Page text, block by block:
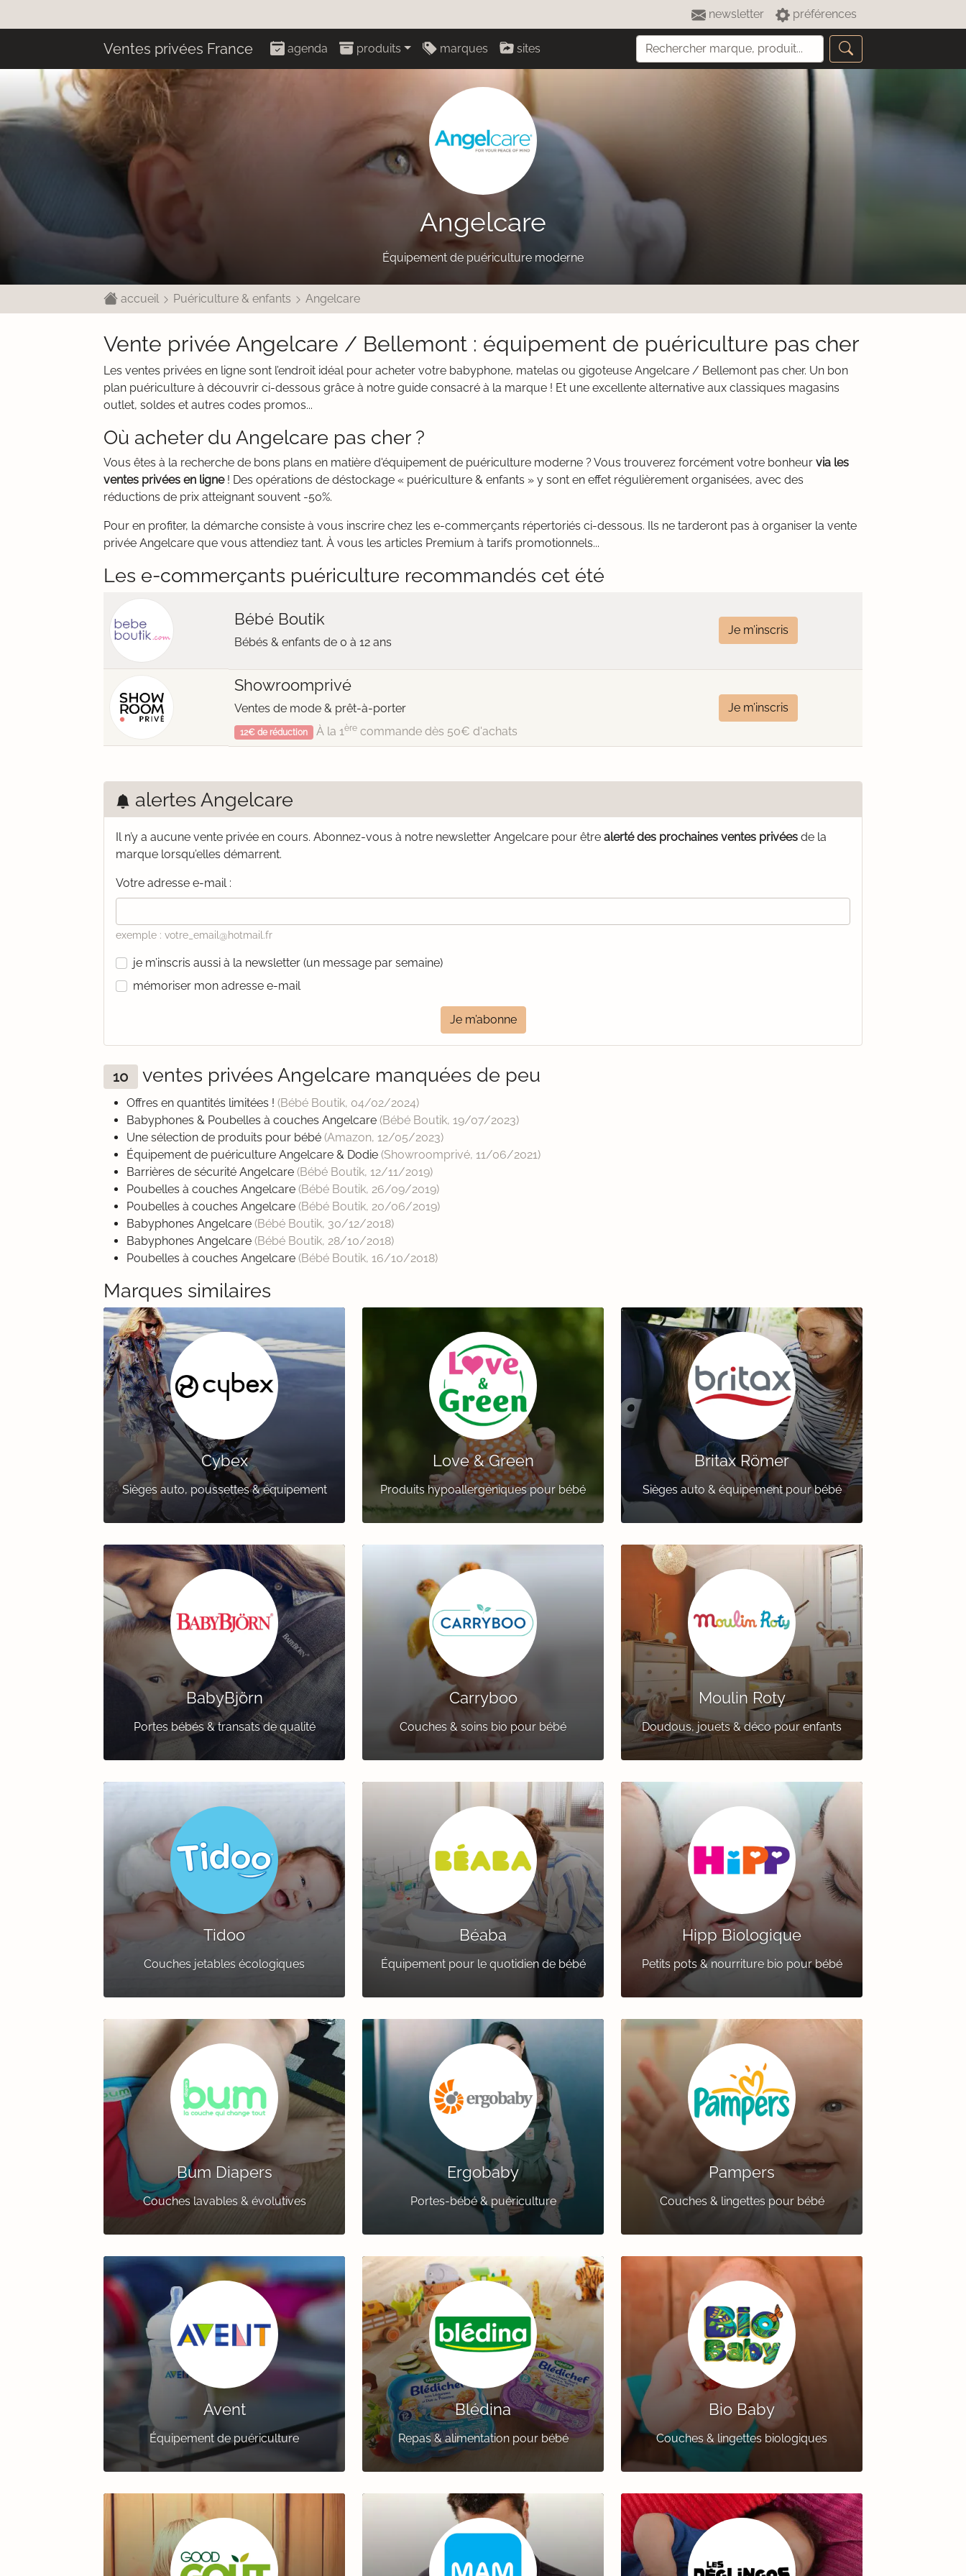
newsletter préférences
Ventes privées France agenda produits marques sites
Angelcare
Équipement de puériculture moderne
accueil Puériculture & enfants Angelcare
Vente privée Angelcare / Bellemont : équipement de puériculture pas cher
Les ventes privées en ligne sont l’endroit idéal pour acheter votre babyphone, matelas ou gigoteuse Angelcare / Bellemont pas cher. Un bon
plan puériculture à découvrir ci-dessous grâce à notre guide consacré à la marque ! Et une excellente alternative aux classiques magasins
outlet, soldes et autres codes promos...
Où acheter du Angelcare pas cher ?
Vous êtes à la recherche de bons plans en matière d'équipement de puériculture moderne ? Vous trouverez forcément votre bonheur via les
ventes privées en ligne! Des opérations de déstockage « puériculture & enfants » y sont en effet régulièrement organisées, avec des
réductions de prix atteignant souvent -50%.
Pour en profiter, la démarche consiste à vous inscrire chez les e-commerçants répertoriés ci-dessous. Ils ne tarderont pas à organiser la vente
privée Angelcare que vous attendiez tant. À vous les articles Premium à tarifs promotionnels...
Les e-commerçants puériculture recommandés cet été
Bébé Boutik
Bébés & enfants de 0 à 12 ans
Je m’inscris
Showroomprivé
Ventes de mode & prêt-à-porter
12€ de réduction À la 1èrecommande dès 50€ d'achats
Je m’inscris
alertes Angelcare
Il n’y a aucune vente privée en cours. Abonnez-vous à notre newsletter Angelcare pour être alerté des prochaines ventes privées de la
marque lorsqu’elles démarrent.
Votre adresse e-mail :
exemple : votre_email@hotmail.fr
je m’inscris aussi à la newsletter (un message par semaine)
mémoriser mon adresse e-mail
Je m’abonne
10 ventes privées Angelcare manquées de peu
Offres en quantités limitées ! (Bébé Boutik, 04/02/2024)
Babyphones & Poubelles à couches Angelcare (Bébé Boutik, 19/07/2023)
Une sélection de produits pour bébé (Amazon, 12/05/2023)
Équipement de puériculture Angelcare & Dodie (Showroomprivé, 11/06/2021)
Barrières de sécurité Angelcare (Bébé Boutik, 12/11/2019)
Poubelles à couches Angelcare (Bébé Boutik, 26/09/2019)
Poubelles à couches Angelcare (Bébé Boutik, 20/06/2019)
Babyphones Angelcare (Bébé Boutik, 30/12/2018)
Babyphones Angelcare (Bébé Boutik, 28/10/2018)
Poubelles à couches Angelcare (Bébé Boutik, 16/10/2018)
Marques similaires
Cybex
Sièges auto, poussettes & équipement
Love & Green
Produits hypoallergéniques pour bébé
Britax Römer
Sièges auto & équipement pour bébé
BabyBjörn
Portes bébés & transats de qualité
Carryboo
Couches & soins bio pour bébé
Moulin Roty
Doudous, jouets & déco pour enfants
Tidoo
Couches jetables écologiques
Béaba
Équipement pour le quotidien de bébé
Hipp Biologique
Petits pots & nourriture bio pour bébé
Bum Diapers
Couches lavables & évolutives
Ergobaby
Portes-bébé & puériculture
Pampers
Couches & lingettes pour bébé
Avent
Équipement de puériculture
Blédina
Repas & alimentation pour bébé
Bio Baby
Couches & lingettes biologiques